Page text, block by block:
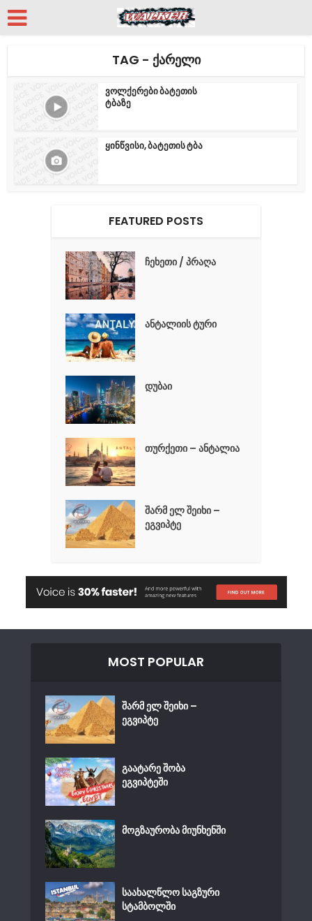
TAG - ᲥᲐᲠᲔᲚᲘ
ვოლქერები ბატეთის
ტბაზე
ყინწვისი, ბატეთის ტბა
FEATURED POSTS
ჩეხეთი / პრაღა
ანტალიის ტური
დუბაი
თურქეთი – ანტალია
შარმ ელ შეიხი –
ეგვიპტე
MOST POPULAR
შარმ ელ შეიხი –
ეგვიპტე
გაატარე შობა
ეგვიპტეში
მოგზაურობა მიუნხენში
საახალწლო საგზური
სტამბოლში